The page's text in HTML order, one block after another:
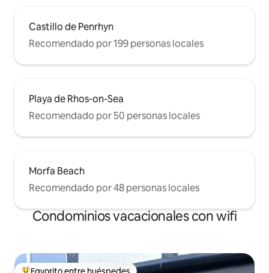
Castillo de Penrhyn
Recomendado por 199 personas locales
Playa de Rhos-on-Sea
Recomendado por 50 personas locales
Morfa Beach
Recomendado por 48 personas locales
Condominios vacacionales con wifi